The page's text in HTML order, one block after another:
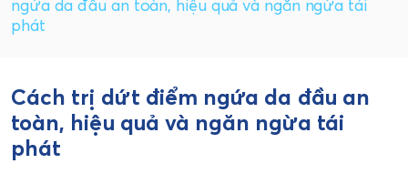
ngứa da đầu an toàn, hiệu quả và ngăn ngừa tái
phát
Cách trị dứt điểm ngứa da đầu an
toàn, hiệu quả và ngăn ngừa tái
phát